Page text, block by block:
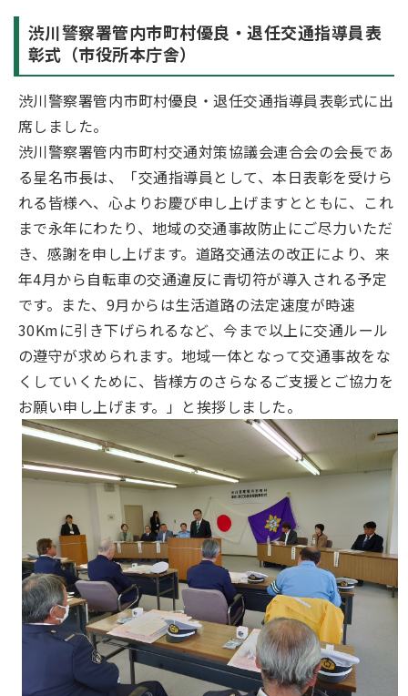
渋川警察署管内市町村優良・退任交通指導員表
彰式（市役所本庁舎）
渋川警察署管内市町村優良・退任交通指導員表彰式に出
席しました。
渋川警察署管内市町村交通対策協議会連合会の会長であ
る星名市長は、「交通指導員として、本日表彰を受けら
れる皆様へ、心よりお慶び申し上げますとともに、これ
まで永年にわたり、地域の交通事故防止にご尽力いただ
き、感謝を申し上げます。道路交通法の改正により、来
年4月から自転車の交通違反に青切符が導入される予定
です。また、9月からは生活道路の法定速度が時速
30Kmに引き下げられるなど、今まで以上に交通ルール
の遵守が求められます。地域一体となって交通事故をな
くしていくために、皆様方のさらなるご支援とご協力を
お願い申し上げます。」と挨拶しました。